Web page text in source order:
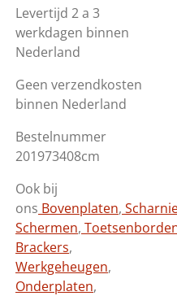
Levertijd 2 a 3
werkdagen binnen
Nederland
Geen verzendkosten
binnen Nederland
Bestelnummer
201973408cm
Ook bij
ons Bovenplaten,
Schermen,
Brackers,
Werkgeheugen,
Onderplaten,